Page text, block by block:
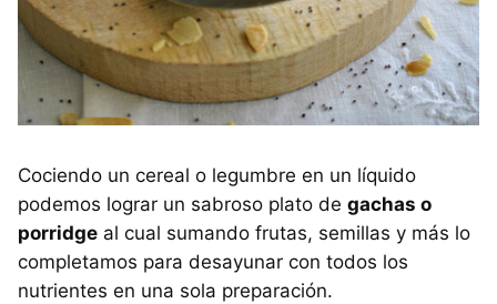
Cociendo un cereal o legumbre en un líquido
podemos lograr un sabroso plato de gachas o
porridge al cual sumando frutas, semillas y más lo
completamos para desayunar con todos los
nutrientes en una sola preparación.